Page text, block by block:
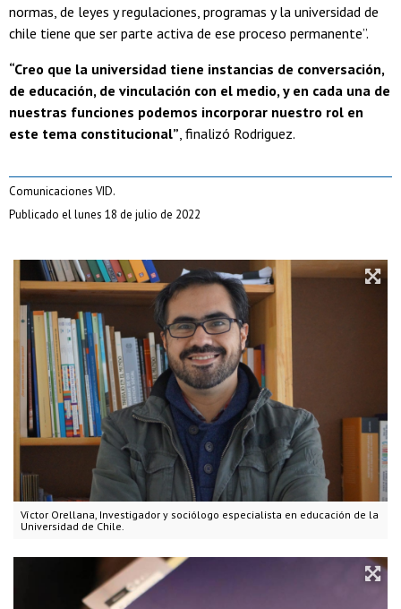
Víctor Orellana, Investigador y sociólogo especialista en educación de la
Universidad de Chile.
normas, de leyes y regulaciones, programas y la universidad de
chile tiene que ser parte activa de ese proceso permanente”.
“Creo que la universidad tiene instancias de conversación,
de educación, de vinculación con el medio, y en cada una de
nuestras funciones podemos incorporar nuestro rol en
este tema constitucional” , finalizó Rodriguez.
Comunicaciones VID.
Publicado el lunes 18 de julio de 2022